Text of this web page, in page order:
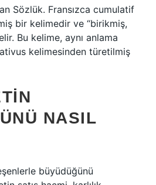
Sözlük. Fransızca cumulatif
bir kelimedir ve “birikmiş,
Bu kelime, aynı anlama
kelimesinden türetilmiş
NASIL
büyüdüğünü